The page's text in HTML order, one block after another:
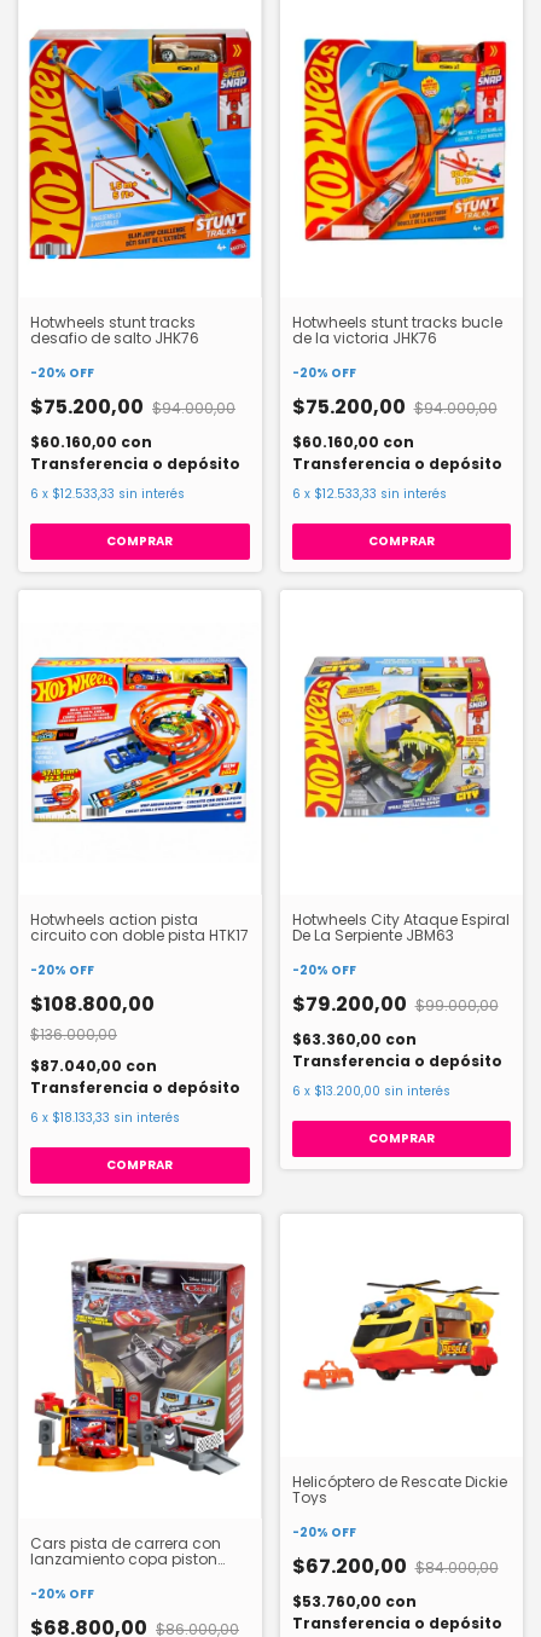
Hotwheels stunt tracks
desafio de salto JHK76
-20% OFF
$75.200,00 $94.000,00
$60.160,00 con
Transferencia o depósito
6 x $12.533,33 sin interés
Hotwheels stunt tracks bucle
de la victoria JHK76
-20% OFF
$75.200,00 $94.000,00
$60.160,00 con
Transferencia o depósito
6 x $12.533,33 sin interés
Hotwheels action pista
circuito con doble pista HTK17
-20% OFF
$108.800,00
$136.000,00
$87.040,00 con
Transferencia o depósito
6 x $18.133,33 sin interés
Hotwheels City Ataque Espiral
De La Serpiente JBM63
-20% OFF
$79.200,00 $99.000,00
$63.360,00 con
Transferencia o depósito
6 x $13.200,00 sin interés
Cars pista de carrera con
lanzamiento copa piston
-20% OFF
$68.800,00 $86.000,00
Helicóptero de Rescate Dickie
Toys
-20% OFF
$67.200,00 $84.000,00
$53.760,00 con
Transferencia o depósito